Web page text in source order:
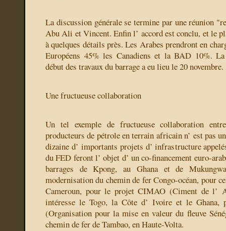
La discussion générale se termine par une réunion
Abu Ali et Vincent. Enfin l’ accord est conclu, et le
à quelques détails près. Les Arabes prendront en
Européens 45% les Canadiens et la BAD 10%.
début des travaux du barrage a eu lieu le 20 novembre.
Une fructueuse collaboration
Un tel exemple de fructueuse collaboration
producteurs de pétrole en terrain africain n’ est pas
dizaine d’ importants projets d’ infrastructure
du FED feront l’ objet d’ un co-financement euro-
barrages de Kpong, au Ghana et de
modernisation du chemin de fer Congo-océan, pour
Cameroun, pour le projet CIMAO (Ciment de l’
intéresse le Togo, la Côte d’ Ivoire et le Ghana,
(Organisation pour la mise en valeur du fleuve
chemin de fer de Tambao, en Haute-Volta.